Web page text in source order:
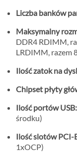
Liczba banków
Maksymalny
DDR4 RDIMM,
LRDIMM, razem
Ilość zatok na
Chipset płyty
Ilość portów USB:
środku)
Ilość slotów PCI-
1xOCP)